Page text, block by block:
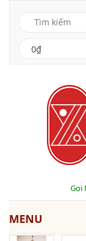
0₫
Gọi
MENU